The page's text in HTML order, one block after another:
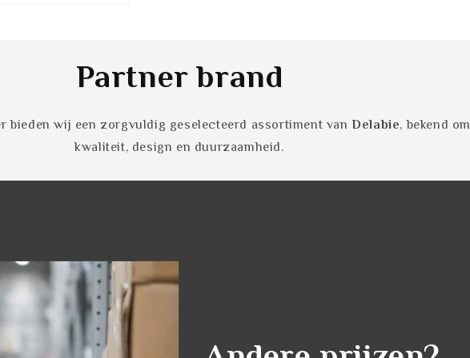
Partner brand
bieden wij een zorgvuldig geselecteerd assortiment vanDelabie, bekend om
kwaliteit, design en duurzaamheid.